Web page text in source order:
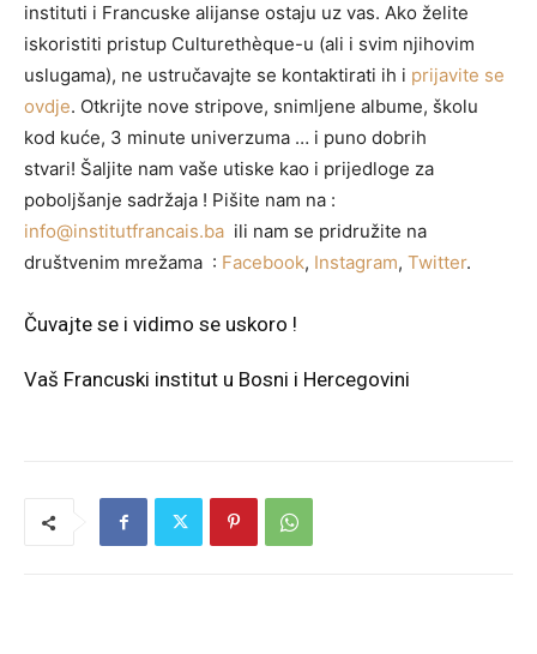
instituti i Francuske alijanse ostaju uz vas. Ako želite
iskoristiti pristup Culturethèque-u (ali i svim njihovim
uslugama), ne ustručavajte se kontaktirati ih i prijavite se
ovdje. Otkrijte nove stripove, snimljene albume, školu
kod kuće, 3 minute univerzuma … i puno dobrih
stvari! Šaljite nam vaše utiske kao i prijedloge za
poboljšanje sadržaja ! Pišite nam na :
info@institutfrancais.ba ili nam se pridružite na
društvenim mrežama : Facebook, Instagram, Twitter.
Čuvajte se i vidimo se uskoro !
Vaš Francuski institut u Bosni i Hercegovini